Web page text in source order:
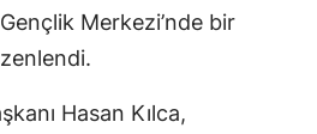
Hakkari
Isparta
Merkezi’nde bir
Hasan Kılca,